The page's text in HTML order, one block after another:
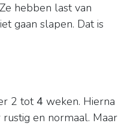
hebben last van
gaan slapen. Dat is
2 tot4 weken. Hierna
en normaal. Maar